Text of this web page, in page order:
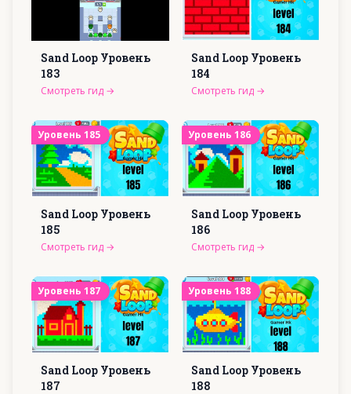
Sand Loop Уровень
183
Смотреть гид →
Sand Loop Уровень
184
Смотреть гид →
Уровень 185
Sand Loop Уровень
185
Смотреть гид →
Уровень 186
Sand Loop Уровень
186
Смотреть гид →
Уровень 187
Sand Loop Уровень
187
Уровень 188
Sand Loop Уровень
188